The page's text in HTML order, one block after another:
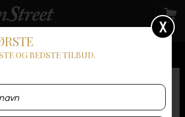
/ CARHARTT POCKET WARMER
X
OG BEDSTE TILBUD.